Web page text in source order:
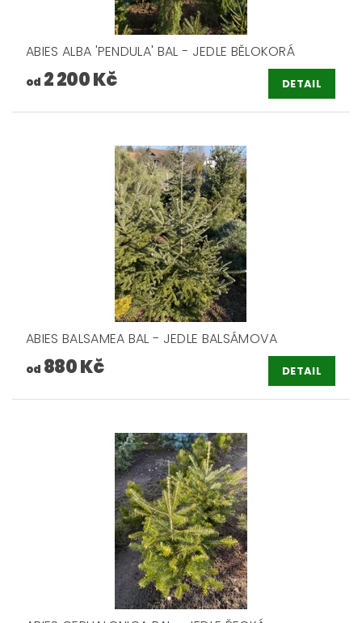
ABIES ALBA 'PENDULA' BAL - JEDLE BĚLOKORÁ
od 2 200 Kč DETAIL
ABIES BALSAMEA BAL - JEDLE BALSÁMOVA
od 880 Kč DETAIL